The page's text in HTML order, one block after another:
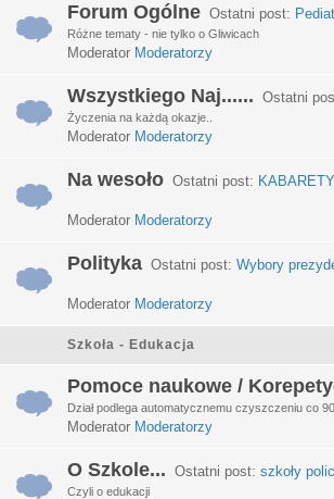
Forum Ogólne Ostatni post:
Różne tematy - nie tylko o Gliwicach
Moderator Moderatorzy
Wszystkiego Naj...... Ostatni
Życzenia na każdą okazje..
Moderator Moderatorzy
Na wesoło Ostatni post:
Moderator Moderatorzy
Polityka Ostatni post: Wybory
Moderator Moderatorzy
Szkoła - Edukacja
Pomoce naukowe /
Dział podlega automatycznemu czyszczeniu co
Moderator Moderatorzy
O Szkole... Ostatni post: szkoły
Czyli o edukacji